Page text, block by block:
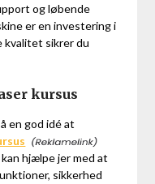
og løbende
er en investering i
kvalitet sikrer du
kursus
en god idé at
hjælpe jer med at
sikkerhed